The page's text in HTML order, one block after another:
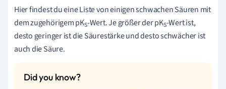
Hier findest du eine Liste von einigen schwachen Säuren mit
dem zugehörigem pKS-Wert. Je größer der pKS-Wert ist,
desto geringer ist die Säurestärke und desto schwächer ist
auch die Säure.